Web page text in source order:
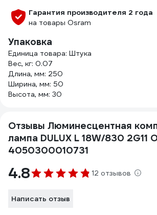
Гарантия производителя 2 года
на товары Osram
Упаковка
Единица товара: Штука
Вес, кг: 0.07
Длина, мм: 250
Ширина, мм: 50
Высота, мм: 30
Отзывы Люминесцентная
лампа DULUX L 18W/830 2G11
4050300010731
4.8 12 отзывов
Написать отзыв